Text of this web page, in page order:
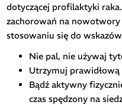
dotyczącej profilaktyki
zachorowań na nowotwory
stosowaniu się do
Nie pal, nie używaj
Utrzymuj prawidłową
Bądź aktywny
czas spędzony na